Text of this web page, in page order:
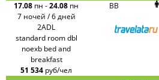
17.08 пн -24.08 пн
7 ночей / 6 дней
BB
2ADL
standard room dbl
noexb bed and
breakfast
51 534 руб/чел